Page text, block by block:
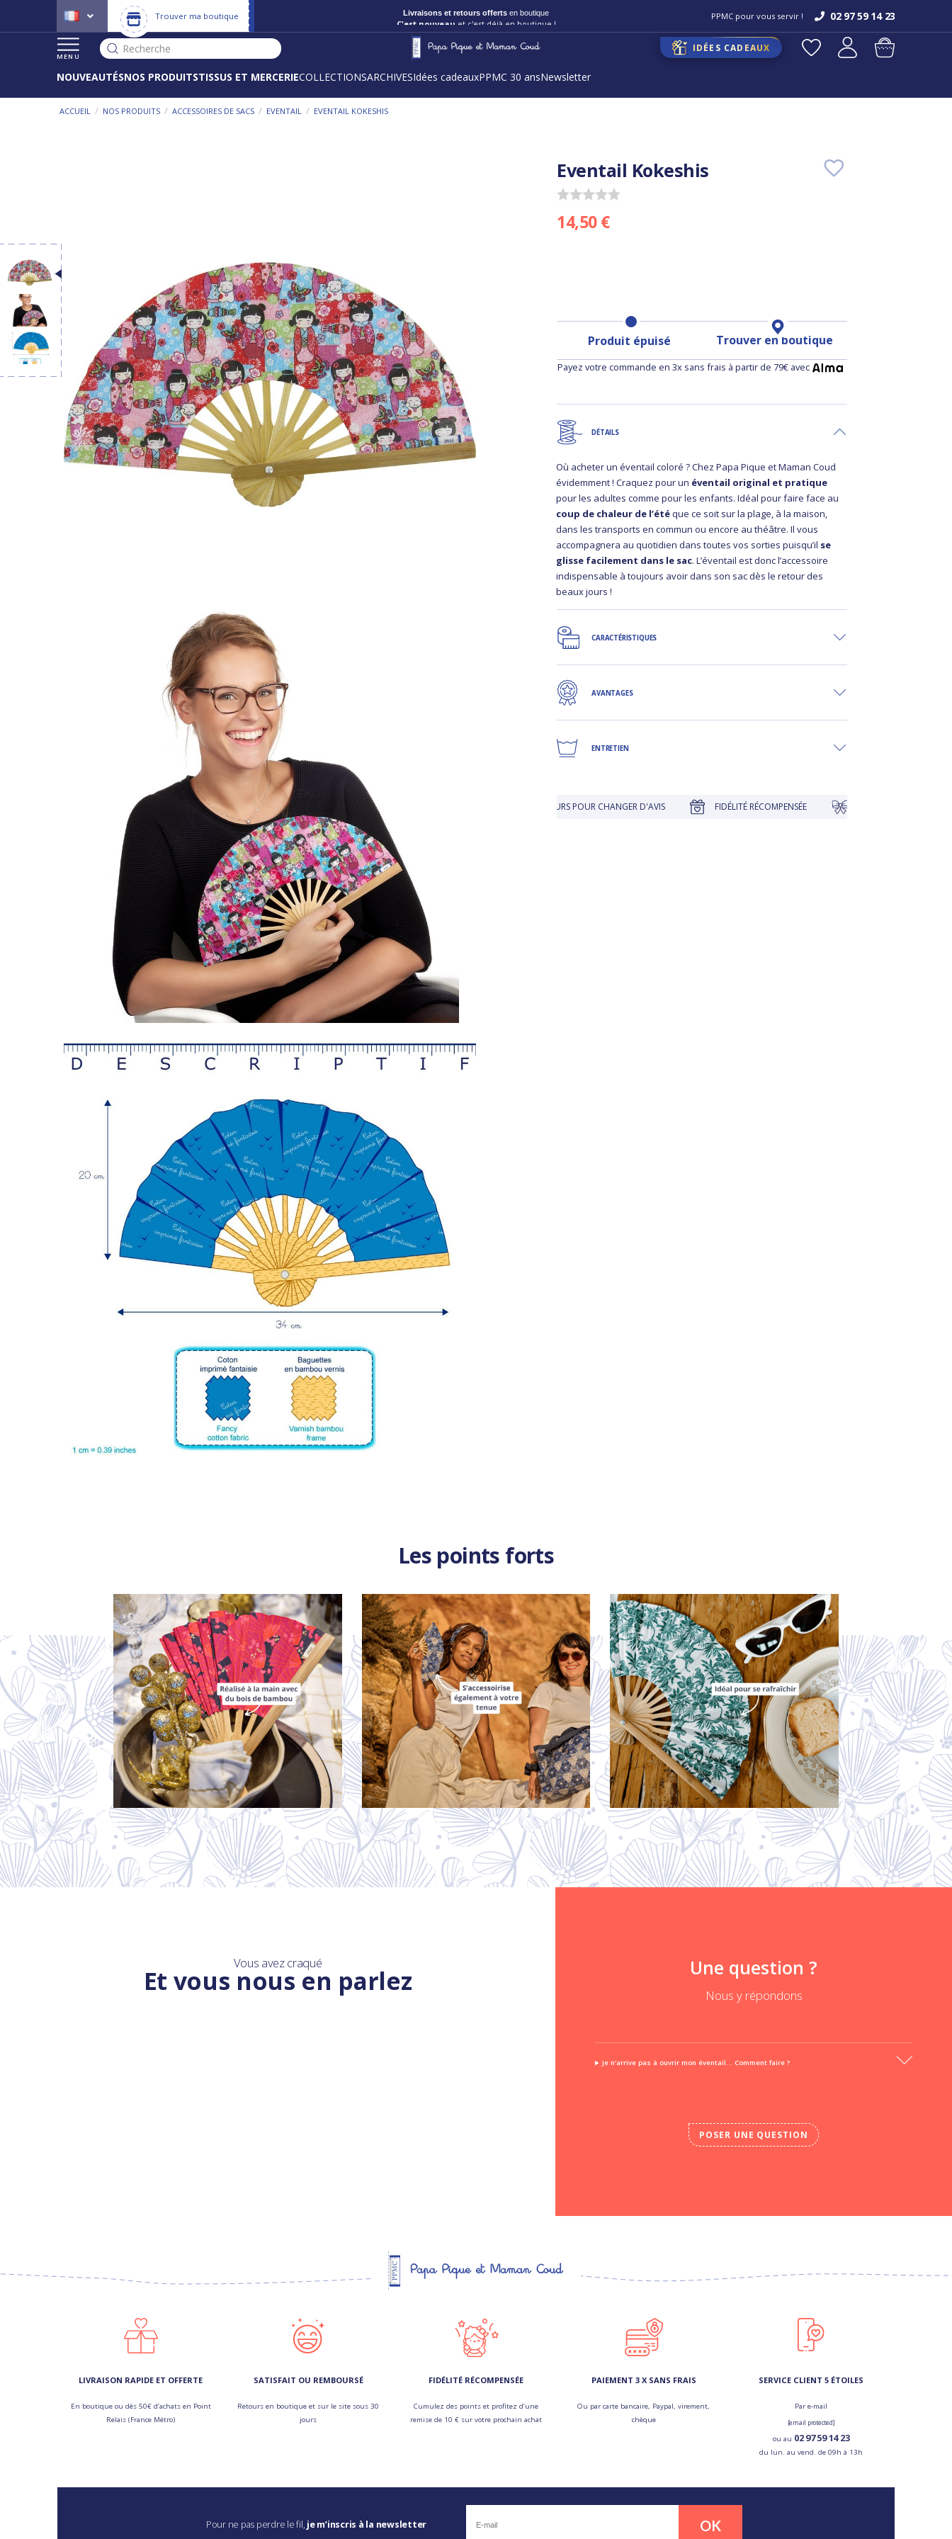
Trouver ma boutique
Livraisons et retours offerts en boutique
C'est nouveau et c'est déjà en boutique ! PPMC pour vous servir ! 02 97 59 14 23
MENU
Recherche IDÉES CADEAUX
NOUVEAUTÉSNOS PRODUITSTISSUS ET MERCERIECOLLECTIONSARCHIVESIdées cadeauxPPMC 30 ansNewsletter
ACCUEIL / NOS PRODUITS / ACCESSOIRES DE SACS / EVENTAIL / EVENTAIL KOKESHIS
Eventail Kokeshis
14,50 €
Produit épuisé Trouver en boutique
Payez votre commande en 3x sans frais à partir de 79€ avec
DÉTAILS
Où acheter un éventail coloré ? Chez Papa Pique et Maman Coud
évidemment ! Craquez pour un éventail original et pratique
pour les adultes comme pour les enfants. Idéal pour faire face au
coup de chaleur de l’étéque ce soit sur la plage, à la maison,
dans les transports en commun ou encore au théâtre. Il vous
accompagnera au quotidien dans toutes vos sorties puisqu’il se
glisse facilement dans le sac. L’éventail est donc l’accessoire
indispensable à toujours avoir dans son sac dès le retour des
beaux jours !
CARACTÉRISTIQUES
AVANTAGES
ENTRETIEN
LIVRAISON OFFERTE EN BOUTIQUE JUSQU'À 30 JOURS POUR CHANGER D'AVIS FIDÉLITÉ RÉCOMPENSÉE EMBALLAGE CADEAU À
Les points forts
Vous avez craqué
Et vous nous en parlez Une question ?
Nous y répondons
Je n’arrive pas à ouvrir mon éventail... Comment faire ?
POSER UNE QUESTION
LIVRAISON RAPIDE ET OFFERTE
En boutique ou dès 50€ d’achats en Point
Relais (France Métro)
SATISFAIT OU REMBOURSÉ
Retours en boutique et sur le site sous 30
jours
FIDÉLITÉ RÉCOMPENSÉE
Cumulez des points et profitez d’une
remise de 10 € sur votre prochain achat
PAIEMENT 3 X SANS FRAIS
Ou par carte bancaire, Paypal, virement,
chèque
SERVICE CLIENT 5 ÉTOILES
Par e-mail
[email protected]
ou au 02 97 59 14 23
du lun. au vend. de 09h à 13h
Pour ne pas perdre le fil, je m’inscris à la newsletter OK